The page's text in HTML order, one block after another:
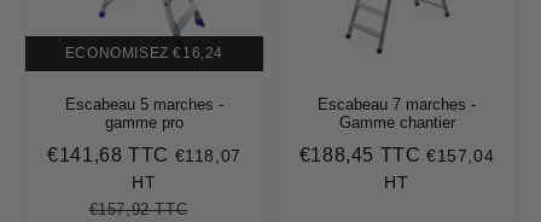
ECONOMISEZ €16,24
Escabeau 5 marches -
gamme pro
Prix
€141,68 TTC €141,68
€118,07
HT
Prix
€157,92 TTC€157,92
Escabeau 7 marches -
Gamme chantier
Prix
€188,45 TTC €188,45
€157,04
HT